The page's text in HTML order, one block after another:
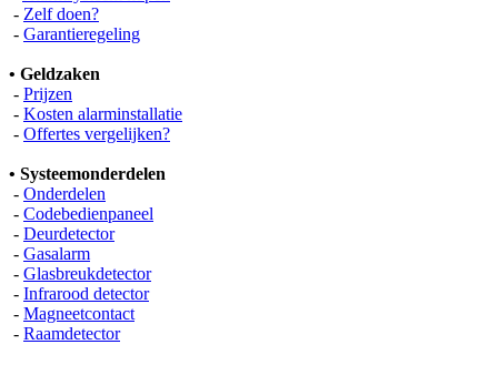
- Zelf doen?
- Garantieregeling
• Geldzaken
- Prijzen
- Kosten alarminstallatie
- Offertes vergelijken?
• Systeemonderdelen
- Onderdelen
- Codebedienpaneel
- Deurdetector
- Gasalarm
- Glasbreukdetector
- Infrarood detector
- Magneetcontact
- Raamdetector